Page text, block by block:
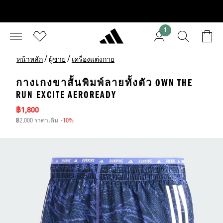
1
หน้าหลัก / ผู้ชาย / เครื่องแต่งกาย
กางเกงขาสั้นพิมพ์ลายทั้งตัว OWN THE
RUN EXCITE AEROREADY
ราคาลด
฿1,800
฿2,000 ราคาเดิม -10%